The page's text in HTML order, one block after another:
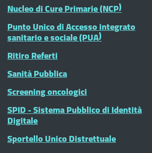
Nucleo di Cure Primarie (NCP)
Punto Unico di Accesso integrato
sanitario e sociale (PUA)
Ritiro Referti
Sanità Pubblica
Screening oncologici
SPID - Sistema Pubblico di Identità
Digitale
Sportello Unico Distrettuale